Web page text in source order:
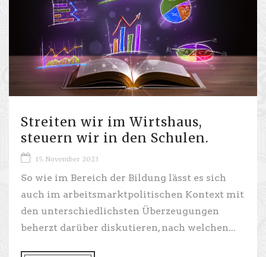
Streiten wir im Wirtshaus,
steuern wir in den Schulen.
15. November 2023
So wie im Bereich der Bildung lässt es sich
auch im arbeitsmarktpolitischen Kontext mit
den unterschiedlichsten Überzeugungen
beherzt darüber diskutieren, nach welchen...